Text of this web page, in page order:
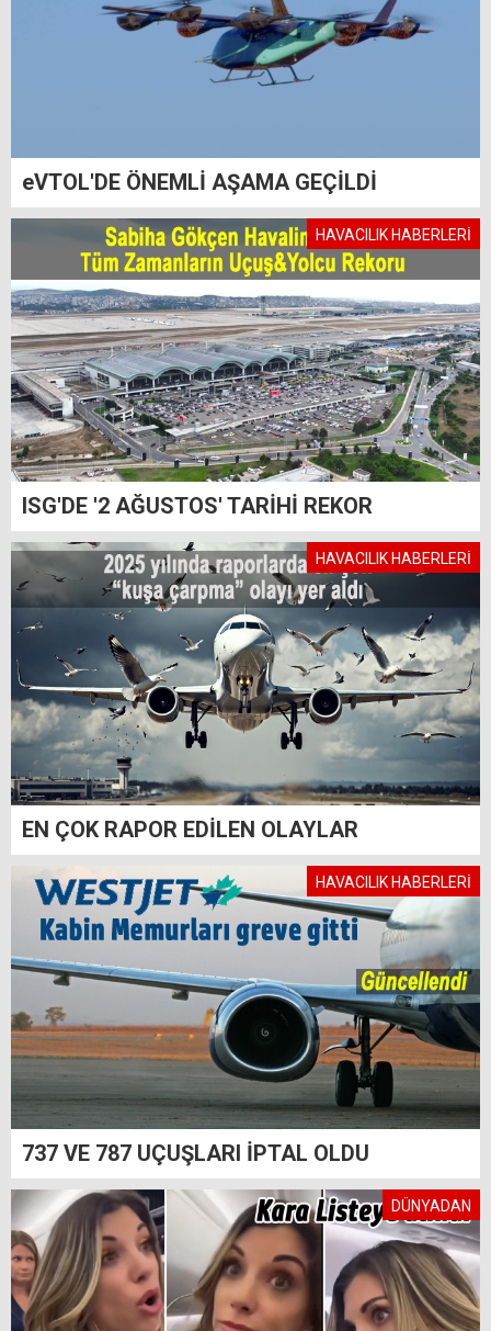
eVTOL'DE ÖNEMLİ AŞAMA GEÇİLDİ
HAVACILIK HABERLERİ
ISG'DE '2 AĞUSTOS' TARİHİ REKOR
HAVACILIK HABERLERİ
EN ÇOK RAPOR EDİLEN OLAYLAR
HAVACILIK HABERLERİ
737 VE 787 UÇUŞLARI İPTAL OLDU
DÜNYADAN